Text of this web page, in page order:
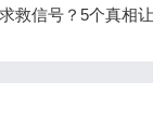
救信号？5个真相